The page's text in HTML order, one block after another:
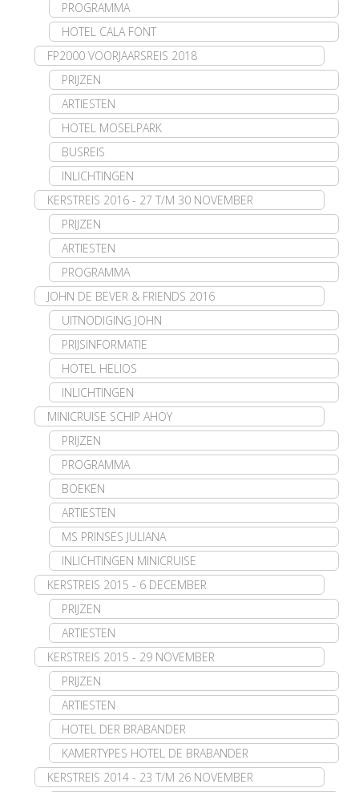
PROGRAMMA
HOTEL CALA FONT
FP2000 VOORJAARSREIS 2018
PRIJZEN
ARTIESTEN
HOTEL MOSELPARK
BUSREIS
INLICHTINGEN
KERSTREIS 2016 - 27 T/M 30 NOVEMBER
PRIJZEN
ARTIESTEN
PROGRAMMA
JOHN DE BEVER & FRIENDS 2016
UITNODIGING JOHN
PRIJSINFORMATIE
HOTEL HELIOS
INLICHTINGEN
MINICRUISE SCHIP AHOY
PRIJZEN
PROGRAMMA
BOEKEN
ARTIESTEN
MS PRINSES JULIANA
INLICHTINGEN MINICRUISE
KERSTREIS 2015 - 6 DECEMBER
PRIJZEN
ARTIESTEN
KERSTREIS 2015 - 29 NOVEMBER
PRIJZEN
ARTIESTEN
HOTEL DER BRABANDER
KAMERTYPES HOTEL DE BRABANDER
KERSTREIS 2014 - 23 T/M 26 NOVEMBER